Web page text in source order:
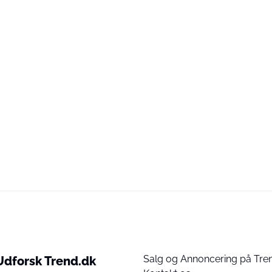
Trend.dk
Salg og Annoncering på